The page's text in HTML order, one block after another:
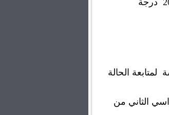
درجة
لمتابعة الحالة
الثاني من